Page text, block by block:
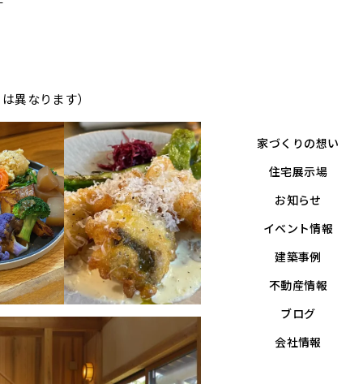
家づくりの想い
住宅展示場
お知らせ
イベント情報
建築事例
不動産情報
ブログ
会社情報
異なります）